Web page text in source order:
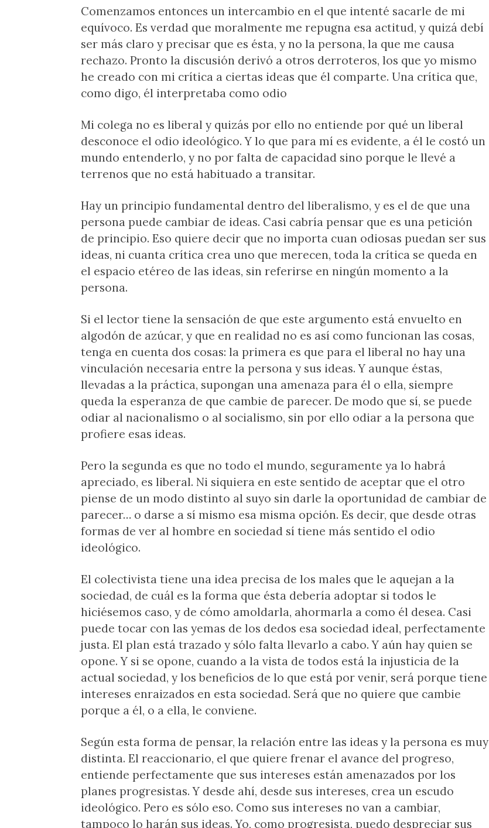
Comenzamos entonces un intercambio en el que intenté sacarle de mi
equívoco. Es verdad que moralmente me repugna esa actitud, y quizá debí
ser más claro y precisar que es ésta, y no la persona, la que me causa
rechazo. Pronto la discusión derivó a otros derroteros, los que yo mismo
he creado con mi crítica a ciertas ideas que él comparte. Una crítica que,
como digo, él interpretaba como odio
Mi colega no es liberal y quizás por ello no entiende por qué un liberal
desconoce el odio ideológico. Y lo que para mí es evidente, a él le costó un
mundo entenderlo, y no por falta de capacidad sino porque le llevé a
terrenos que no está habituado a transitar.
Hay un principio fundamental dentro del liberalismo, y es el de que una
persona puede cambiar de ideas. Casi cabría pensar que es una petición
de principio. Eso quiere decir que no importa cuan odiosas puedan ser sus
ideas, ni cuanta crítica crea uno que merecen, toda la crítica se queda en
el espacio etéreo de las ideas, sin referirse en ningún momento a la
persona.
Si el lector tiene la sensación de que este argumento está envuelto en
algodón de azúcar, y que en realidad no es así como funcionan las cosas,
tenga en cuenta dos cosas: la primera es que para el liberal no hay una
vinculación necesaria entre la persona y sus ideas. Y aunque éstas,
llevadas a la práctica, supongan una amenaza para él o ella, siempre
queda la esperanza de que cambie de parecer. De modo que sí, se puede
odiar al nacionalismo o al socialismo, sin por ello odiar a la persona que
profiere esas ideas.
Pero la segunda es que no todo el mundo, seguramente ya lo habrá
apreciado, es liberal. Ni siquiera en este sentido de aceptar que el otro
piense de un modo distinto al suyo sin darle la oportunidad de cambiar de
parecer… o darse a sí mismo esa misma opción. Es decir, que desde otras
formas de ver al hombre en sociedad sí tiene más sentido el odio
ideológico.
El colectivista tiene una idea precisa de los males que le aquejan a la
sociedad, de cuál es la forma que ésta debería adoptar si todos le
hiciésemos caso, y de cómo amoldarla, ahormarla a como él desea. Casi
puede tocar con las yemas de los dedos esa sociedad ideal, perfectamente
justa. El plan está trazado y sólo falta llevarlo a cabo. Y aún hay quien se
opone. Y si se opone, cuando a la vista de todos está la injusticia de la
actual sociedad, y los beneficios de lo que está por venir, será porque tiene
intereses enraizados en esta sociedad. Será que no quiere que cambie
porque a él, o a ella, le conviene.
Según esta forma de pensar, la relación entre las ideas y la persona es muy
distinta. El reaccionario, el que quiere frenar el avance del progreso,
entiende perfectamente que sus intereses están amenazados por los
planes progresistas. Y desde ahí, desde sus intereses, crea un escudo
ideológico. Pero es sólo eso. Como sus intereses no van a cambiar,
tampoco lo harán sus ideas. Yo, como progresista, puedo despreciar sus